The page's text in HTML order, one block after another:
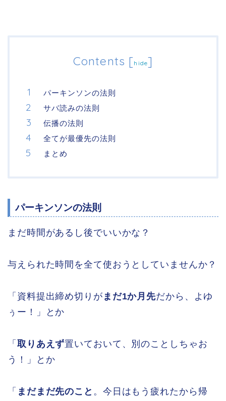
Contents [hide]
パーキンソンの法則
サバ読みの法則
伝播の法則
全てが最優先の法則
まとめ
パーキンソンの法則
まだ時間があるし後でいいかな？
与えられた時間を全て使おうとしていませんか？
「資料提出締め切りが まだ1か月先だから、よゆ
ぅー！」とか
「 取りあえず置いておいて、別のことしちゃお
う！」とか
「 まだまだ先のこと 。今日はもう疲れたから帰